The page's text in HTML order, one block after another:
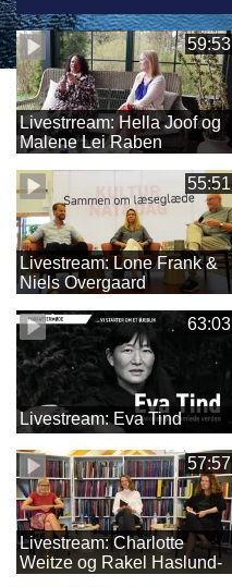
59:53
Livestrream: Hella Joof og
Malene Lei Raben
55:51
Livestream: Lone Frank &
Niels Overgaard
63:03
Livestream: Eva Tind
57:57
Livestream: Charlotte
Weitze og Rakel Haslund-